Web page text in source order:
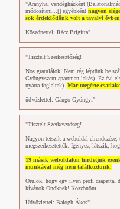
"Aranyhal vendégházként
módosítani...[] egyébként nagyon
sok érdeklődőnk volt a tavalyi
Köszönettel: Rácz Brigitta"
"Tisztelt Szerkesztőség!
Nos gratulálok! Nem rég léptünk be
Gyöngyszem apartman lakás). Ez évi
nyárra foglaltak). Már megérte
üdvözlettel: Gángó Gyöngyi"
"Tisztelt Szerkesztőség!
Nagyon tetszik a weboldal
megszerkesztették. Igényes, látszik,
19 másik weboldalon hirdetjük
munkával még nem találkoztunk.
Örülök, hogy egy ilyen profi csapattal
kívánok Önöknek! Köszönöm.
Üdvözlettel: Balogh Ákos"